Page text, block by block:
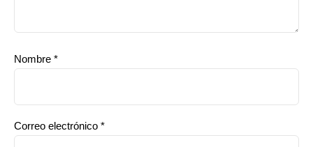
Nombre *
Correo electrónico *